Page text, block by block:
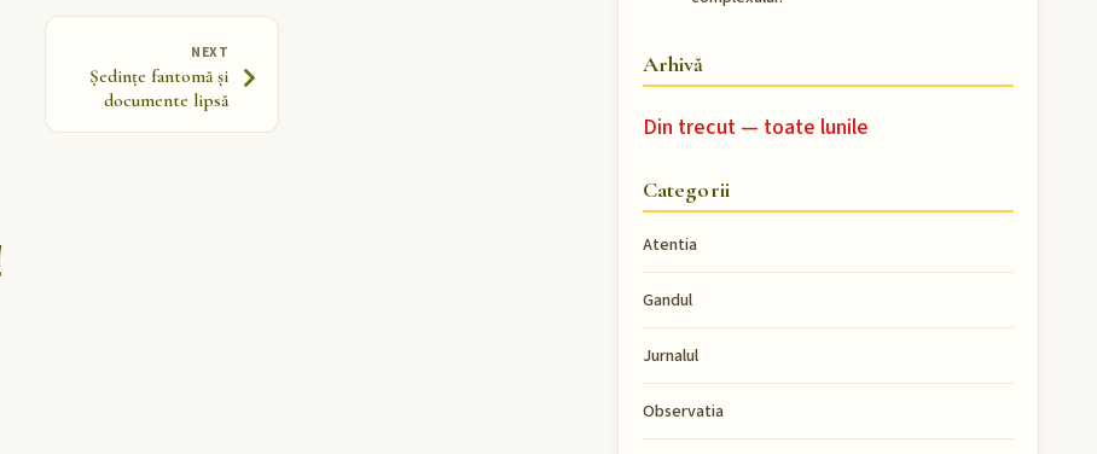
NEXT
Ședințe fantomă și
documente lipsă
Arhivă
Din trecut — toate lunile
Categorii
Atentia
Gandul
Jurnalul
Observatia